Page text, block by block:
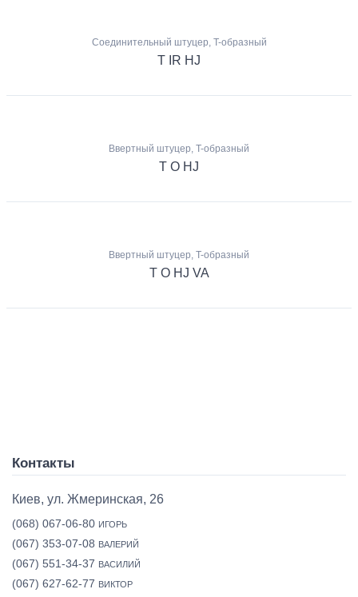
Соединительный штуцер, T-образный
T IR HJ
Ввертный штуцер, T-образный
T O HJ
Ввертный штуцер, T-образный
T O HJ VA
Контакты
Киев, ул. Жмеринская, 26
(068) 067-06-80 ИГОРЬ
(067) 353-07-08 ВАЛЕРИЙ
(067) 551-34-37 ВАСИЛИЙ
(067) 627-62-77 ВИКТОР